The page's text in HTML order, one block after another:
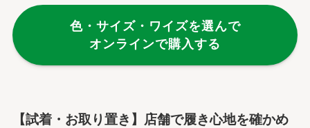
色・サイズ・ワイズを選んで
オンラインで購入する
【試着・お取り置き】店舗で履き心地を確かめ